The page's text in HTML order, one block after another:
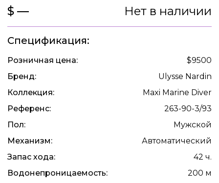
$ — Нет в наличии
Спецификация:
Розничная цена:
$9500
Бренд:
Ulysse Nardin
Коллекция:
Maxi Marine Diver
Референс:
263-90-3/93
Пол:
Мужской
Механизм:
Автоматический
Запас хода:
42 ч.
Водонепроницаемость:
200 м